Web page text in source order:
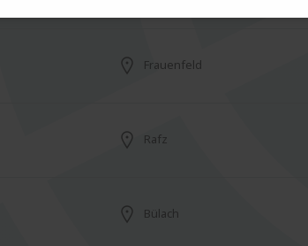
Frauenfeld
Rafz
Bülach